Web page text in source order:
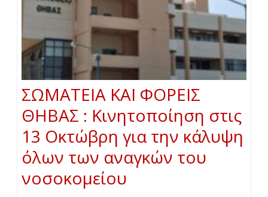
ΣΩΜΑΤΕΙΑ ΚΑΙ ΦΟΡΕΙΣ
ΘΗΒΑΣ : Κινητοποίηση στις
13 Οκτώβρη για την κάλυψη
όλων των αναγκών του
νοσοκομείου